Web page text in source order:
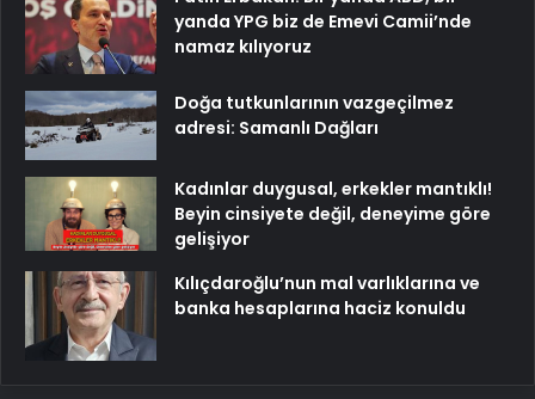
yanda YPG biz de Emevi Camii’nde
namaz kılıyoruz
Doğa tutkunlarının vazgeçilmez
adresi: Samanlı Dağları
Kadınlar duygusal, erkekler mantıklı!
Beyin cinsiyete değil, deneyime göre
gelişiyor
Kılıçdaroğlu’nun mal varlıklarına ve
banka hesaplarına haciz konuldu